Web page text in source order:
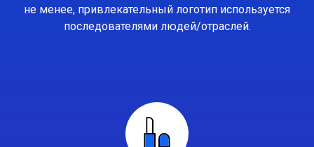
не менее, привлекательный логотип используется
последователями людей/отраслей.